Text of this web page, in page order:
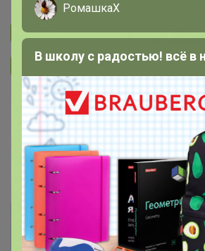
Подписаться на закупку 893
Подписаться на организатора
В архиве
—
Ожидание
Комментарии к лотам
РомашкаХ
В школу с радостью! всё в